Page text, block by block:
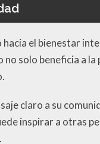
el bienestar
solo beneficia a la
claro a su
inspirar a otras